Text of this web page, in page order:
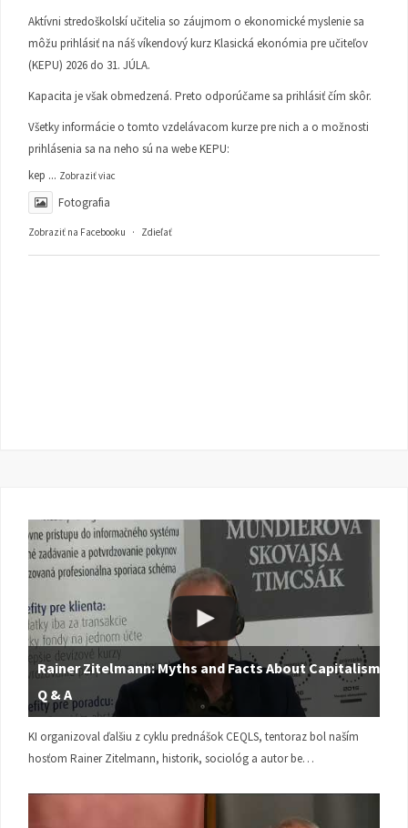
Aktívni stredoškolskí učitelia so záujmom o ekonomické myslenie sa
môžu prihlásiť na náš víkendový kurz Klasická ekonómia pre učiteľov
(KEPU) 2026 do 31. JÚLA.
Kapacita je však obmedzená. Preto odporúčame sa prihlásiť čím skôr.
Všetky informácie o tomto vzdelávacom kurze pre nich a o možnosti
prihlásenia sa na neho sú na webe KEPU:
kep ... Zobraziť viac
Fotografia
Zobraziť na Facebooku · Zdieľať
Rainer Zitelmann: Myths and Facts About Capitalism |
Q & A
KI organizoval ďalšiu z cyklu prednášok CEQLS, tentoraz bol naším
hosťom Rainer Zitelmann, historik, sociológ a autor be…